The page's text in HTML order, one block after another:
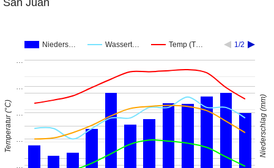
Nieders… Wassert… Temp (T… 1/2
Temperatur (°C) Niederschlag (mm)